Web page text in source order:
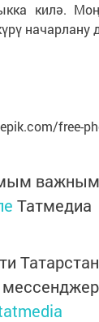
килә.
начарлану
free-
Татмедиа